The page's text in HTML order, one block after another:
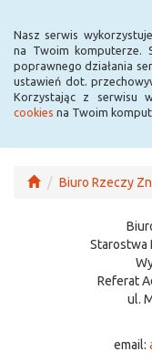
Nasz serwis
na Twoim komputerze.
poprawnego działania
ustawień dot.
Korzystając z serwisu
cookies na Twoim
Biuro Rzeczy
Starostwa
Referat
ul.
email: